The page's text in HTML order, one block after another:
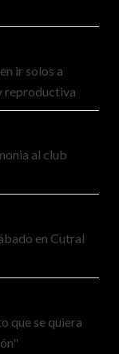
ir solos a
reproductiva
al club
en Cutral
que se quiera